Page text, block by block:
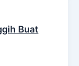
Buat